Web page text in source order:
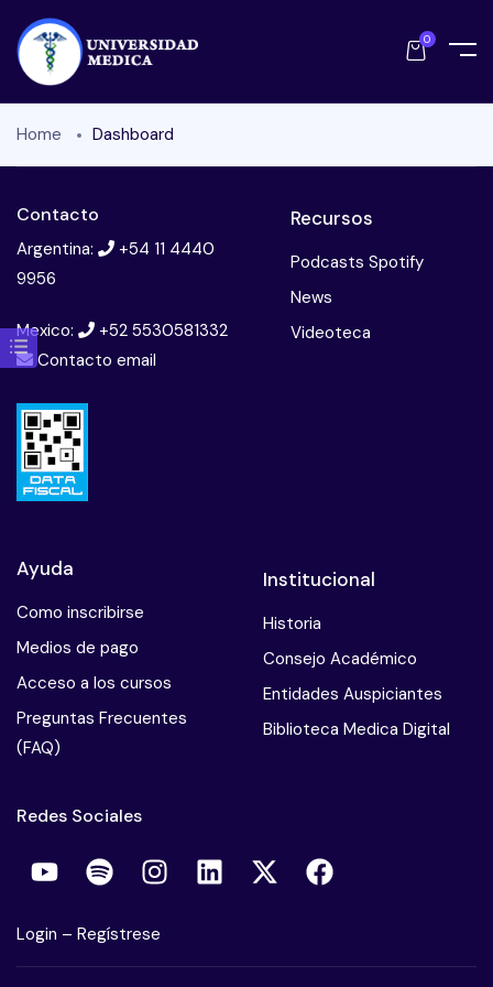
0
Home Dashboard
Contacto
Argentina:
+54 11 4440
9956
Mexico:
+52 5530581332
Contacto email
Recursos
Podcasts Spotify
News
Videoteca
Ayuda
Como inscribirse
Medios de pago
Acceso a los cursos
Preguntas Frecuentes
(FAQ)
Institucional
Historia
Consejo Académico
Entidades Auspiciantes
Biblioteca Medica Digital
Redes Sociales
Login – Regístrese